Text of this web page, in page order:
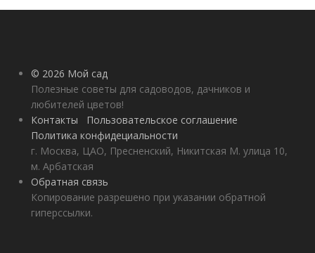
используются для
© 2026 Мой сад
Полезные советы для садоводов, дачников и
любителей цветов!
Контакты
Пользовательское соглашение
Политика конфидециальности
г. Москва, ЦАО, Пресненский, Никитская М. улица 10,
м. Арбатская
Обратная связь
Копирование разрешено при указании обратной
гиперссылки.